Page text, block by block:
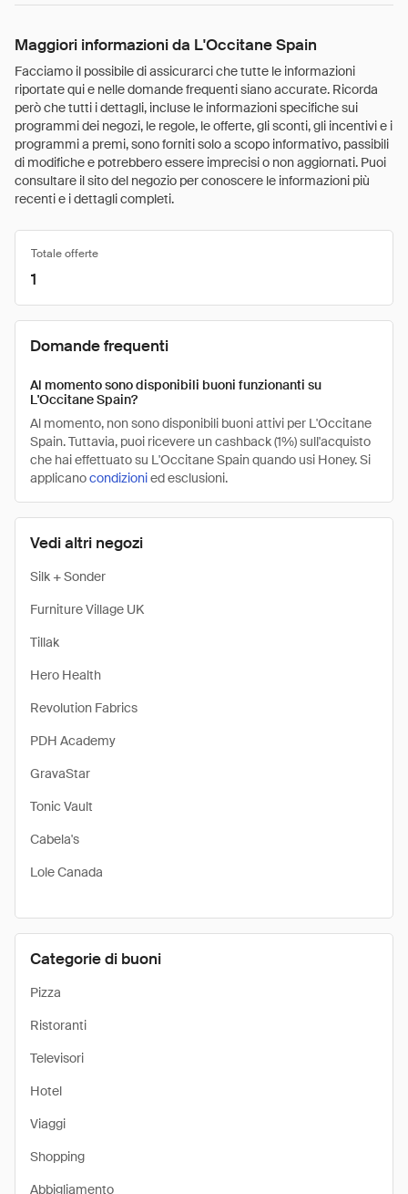
Maggiori informazioni da L'Occitane Spain
Facciamo il possibile di assicurarci che tutte le informazioni
riportate qui e nelle domande frequenti siano accurate. Ricorda
però che tutti i dettagli, incluse le informazioni specifiche sui
programmi dei negozi, le regole, le offerte, gli sconti, gli incentivi e i
programmi a premi, sono forniti solo a scopo informativo, passibili
di modifiche e potrebbero essere imprecisi o non aggiornati. Puoi
consultare il sito del negozio per conoscere le informazioni più
recenti e i dettagli completi.
Vedi altri negozi
Silk + Sonder
Furniture Village UK
Tillak
Hero Health
Revolution Fabrics
PDH Academy
GravaStar
Tonic Vault
Cabela's
Lole Canada
Categorie di buoni
Pizza
Ristoranti
Televisori
Hotel
Viaggi
Shopping
Abbigliamento
Totale offerte
1
Domande frequenti
Al momento sono disponibili buoni funzionanti su
L'Occitane Spain?
Al momento, non sono disponibili buoni attivi per L'Occitane
Spain. Tuttavia, puoi ricevere un cashback (1%) sull'acquisto
che hai effettuato su L'Occitane Spain quando usi Honey. Si
applicanocondizionied esclusioni.